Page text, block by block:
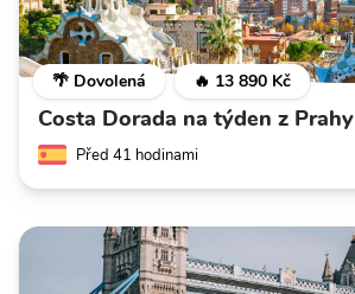
🌴 Dovolená 🔥 13 890 Kč
Costa Dorada na týden z Prahy
Před 41 hodinami